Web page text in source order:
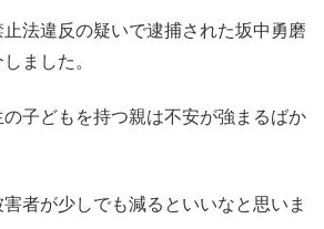
法違反の疑いで逮捕された坂中勇磨
ました。
子どもを持つ親は不安が強まるばか
者が少しでも減るといいなと思いま